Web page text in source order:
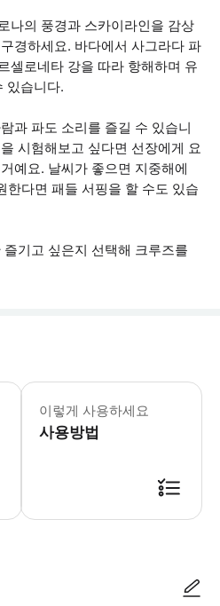
나의 풍경과 스카이라인을 감상
경하세요. 바다에서 사그라다 파
셀로네타 강을 따라 항해하며 유
있습니다.
과 파도 소리를 즐길 수 있습니
시험해보고 싶다면 선장에게 요
예요. 날씨가 좋으면 지중해에
한다면 패들 서핑을 할 수도 있습
기고 싶은지 선택해 크루즈를
* 소요시간 : 120분-180분 (옵션에 따
이렇게 사용하세요
사용방법